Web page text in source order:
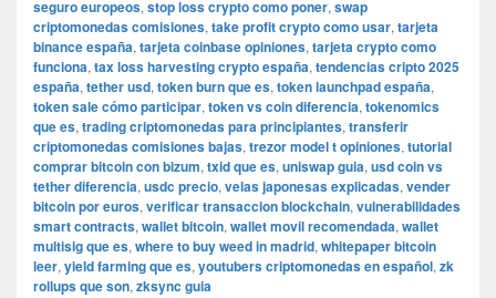
seguro europeos, stop loss crypto como poner, swap
criptomonedas comisiones, take profit crypto como usar, tarjeta
binance españa, tarjeta coinbase opiniones, tarjeta crypto como
funciona, tax loss harvesting crypto españa, tendencias cripto 2025
españa, tether usd, token burn que es, token launchpad españa,
token sale cómo participar, token vs coin diferencia, tokenomics
que es, trading criptomonedas para principiantes, transferir
criptomonedas comisiones bajas, trezor model t opiniones, tutorial
comprar bitcoin con bizum, txid que es, uniswap guia, usd coin vs
tether diferencia, usdc precio, velas japonesas explicadas, vender
bitcoin por euros, verificar transaccion blockchain, vulnerabilidades
smart contracts, wallet bitcoin, wallet movil recomendada, wallet
multisig que es, where to buy weed in madrid, whitepaper bitcoin
leer, yield farming que es, youtubers criptomonedas en español, zk
rollups que son, zksync guia